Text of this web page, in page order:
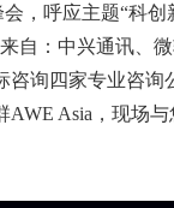
，呼应主题“科
自：中兴通讯、
询四家专业咨
Asia，现场